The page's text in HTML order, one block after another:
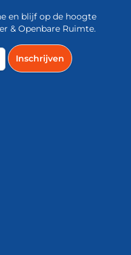
en blijf op de hoogte
& Openbare Ruimte.